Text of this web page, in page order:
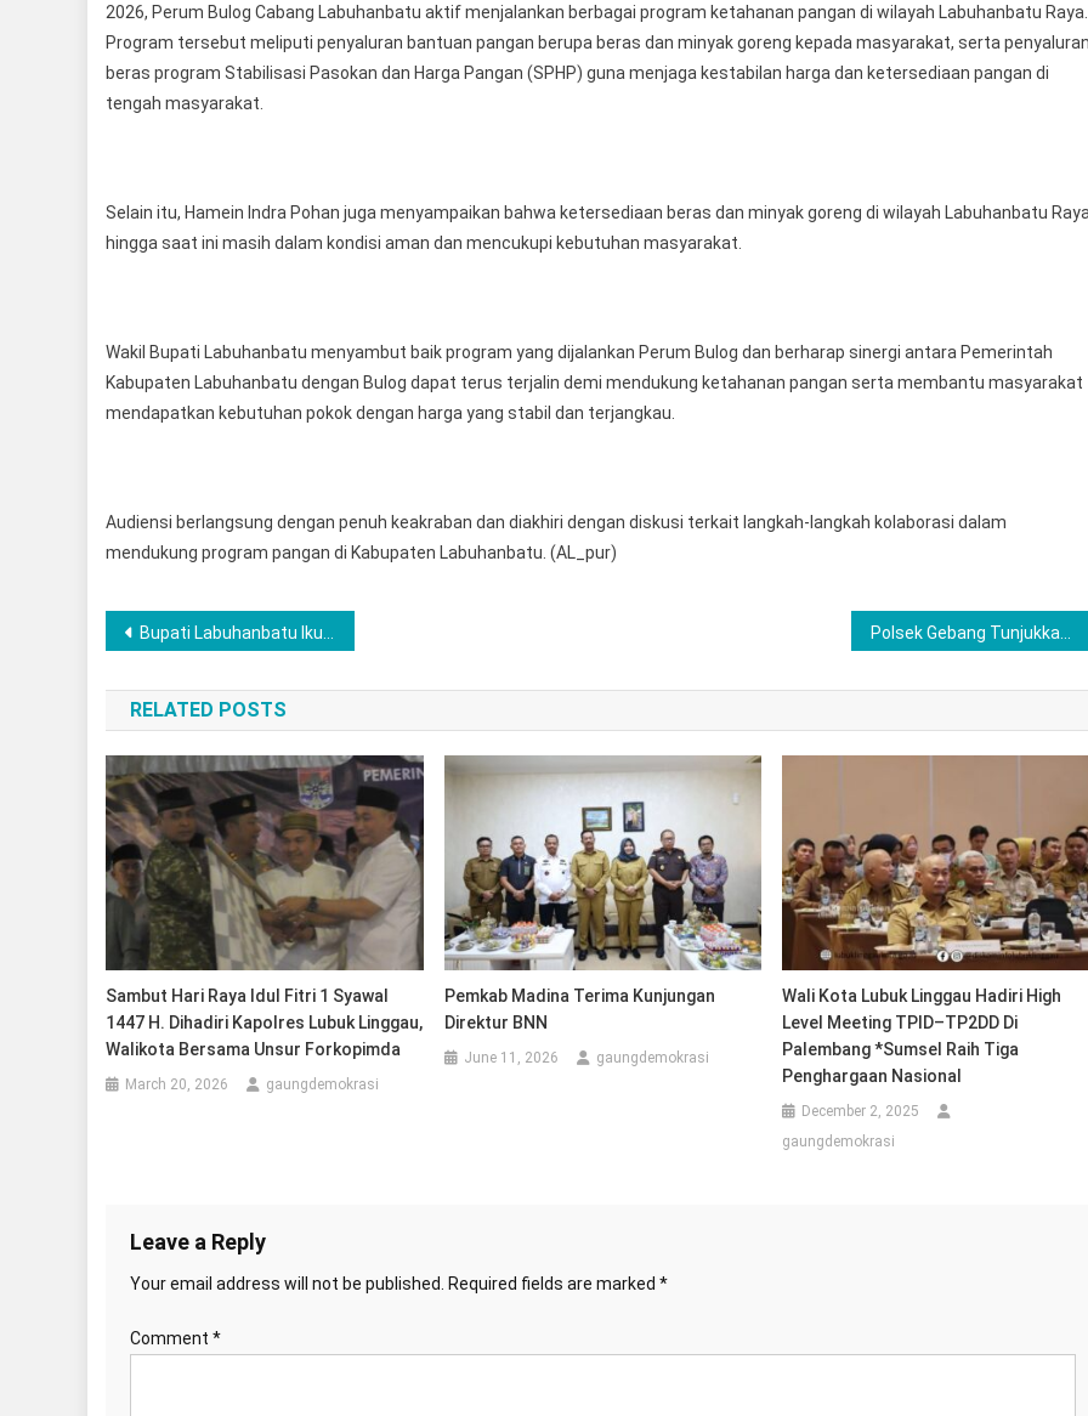
2026, Perum Bulog Cabang Labuhanbatu aktif menjalankan berbagai program ketahanan pangan di wilayah Labuhanbatu Raya.
Program tersebut meliputi penyaluran bantuan pangan berupa beras dan minyak goreng kepada masyarakat, serta penyaluran
beras program Stabilisasi Pasokan dan Harga Pangan (SPHP) guna menjaga kestabilan harga dan ketersediaan pangan di
tengah masyarakat.
Selain itu, Hamein Indra Pohan juga menyampaikan bahwa ketersediaan beras dan minyak goreng di wilayah Labuhanbatu Raya
hingga saat ini masih dalam kondisi aman dan mencukupi kebutuhan masyarakat.
Wakil Bupati Labuhanbatu menyambut baik program yang dijalankan Perum Bulog dan berharap sinergi antara Pemerintah
Kabupaten Labuhanbatu dengan Bulog dapat terus terjalin demi mendukung ketahanan pangan serta membantu masyarakat
mendapatkan kebutuhan pokok dengan harga yang stabil dan terjangkau.
Audiensi berlangsung dengan penuh keakraban dan diakhiri dengan diskusi terkait langkah-langkah kolaborasi dalam
mendukung program pangan di Kabupaten Labuhanbatu. (AL_pur)
Post
navigation
Bupati Labuhanbatu Ikuti Rapat Koordinasi Pengendalian Inflasi Daerah Tahun 2026 Secara Virtual
RELATED POSTS
Sambut Hari Raya Idul Fitri 1 Syawal
1447 H. Dihadiri Kapolres Lubuk Linggau,
Walikota Bersama Unsur Forkopimda
March 20, 2026 gaungdemokrasi
Pemkab Madina Terima Kunjungan
Direktur BNN
June 11, 2026 gaungdemokrasi
Wali Kota Lubuk Linggau Hadiri High
Level Meeting TPID–TP2DD Di
Palembang *Sumsel Raih Tiga
Penghargaan Nasional
December 2, 2025
gaungdemokrasi
Leave a Reply
Your email address will not be published. Required fields are marked *
Comment *